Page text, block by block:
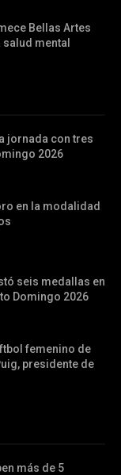
Bellas Artes
mental
jornada con tres
2026
en la modalidad
seis medallas en
Domingo 2026
femenino de
presidente de
más de 5